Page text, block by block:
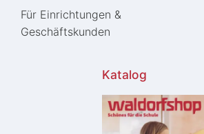
Für Einrichtungen &
Geschäftskunden
Katalog